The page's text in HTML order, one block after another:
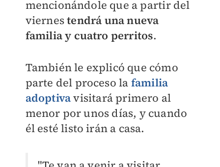
mencionándole que a partir del
viernestendrá una nueva
familia y cuatro perritos.
También le explicó que cómo
parte del proceso la familia
adoptivavisitará primero al
menor por unos días, y cuando
él esté listo irán a casa.